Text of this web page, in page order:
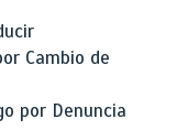
Cambio de
por Denuncia